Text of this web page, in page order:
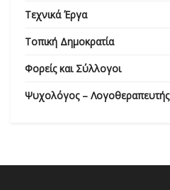
Τεχνικά Έργα
Τοπική Δημοκρατία
Φορείς και Σύλλογοι
Ψυχολόγος – Λογοθεραπευτής